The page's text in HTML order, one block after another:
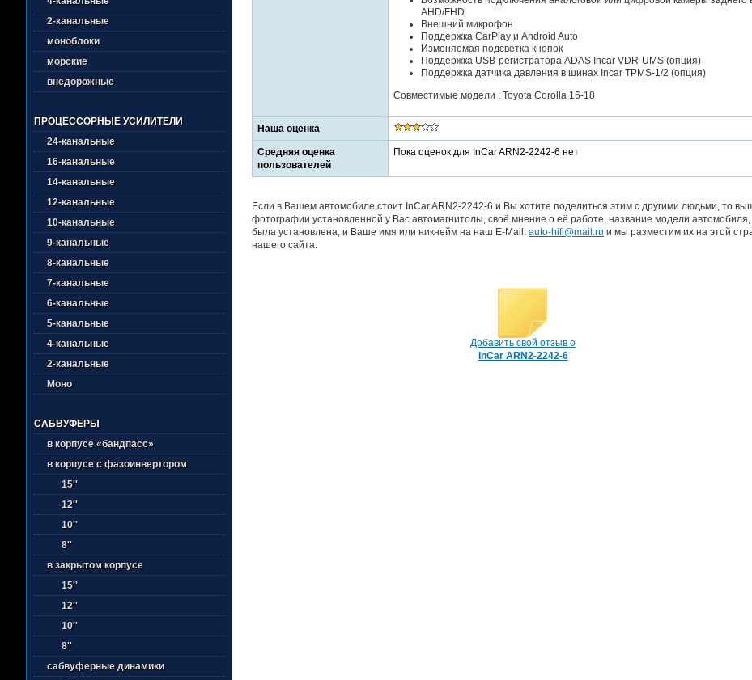
2-канальные
моноблоки
морские
внедорожные
ПРОЦЕССОРНЫЕ УСИЛИТЕЛИ
24-канальные
16-канальные
14-канальные
12-канальные
10-канальные
9-канальные
8-канальные
7-канальные
6-канальные
5-канальные
4-канальные
2-канальные
Моно
САБВУФЕРЫ
в корпусе «бандпасс»
в корпусе с фазоинвертором
15''
12''
10''
8''
в закрытом корпусе
15''
12''
10''
8''
сабвуферные динамики
AHD/FHD
Внешний микрофон
Поддержка CarPlay и Android Auto
Изменяемая подсветка кнопок
Поддержка USB-регистратора ADAS Incar VDR-UMS (опция)
Поддержка датчика давления в шинах Incar TPMS-1/2 (опция)
Совместимые модели : Toyota Corolla 16-18
Наша оценка
Средняя оценка
пользователей
Пока оценок для InCar ARN2-2242-6 нет
Если в Вашем автомобиле стоит InCar ARN2-2242-6 и Вы хотите поделиться этим с другими людьми, то
фотографии установленной у Вас автомагнитолы, своё мнение о её работе, название модели автомобиля,
была установлена, и Ваше имя или никнейм на наш E-Mail: auto-hifi@mail.ru и мы разместим их на этой
нашего сайта.
Добавить свой отзыв о
InCar ARN2-2242-6